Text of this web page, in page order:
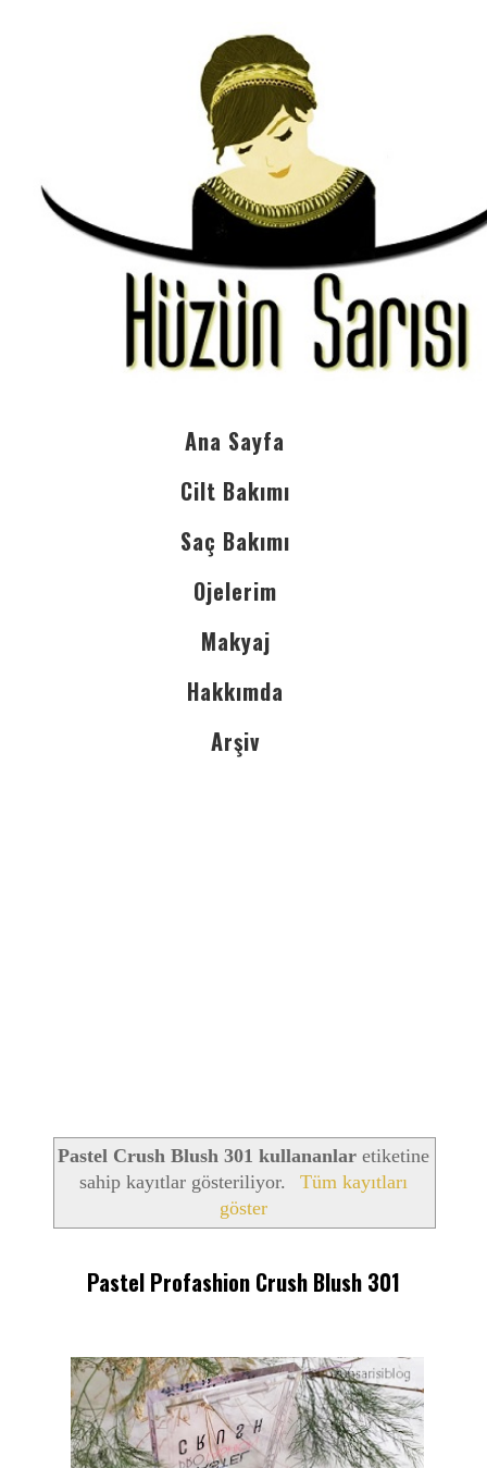
Ana Sayfa
Cilt Bakımı
Saç Bakımı
Ojelerim
Makyaj
Hakkımda
Arşiv
Pastel Crush Blush 301 kullananlar etiketine
sahip kayıtlar gösteriliyor.
Tüm kayıtları
göster
Pastel Profashion Crush Blush 301